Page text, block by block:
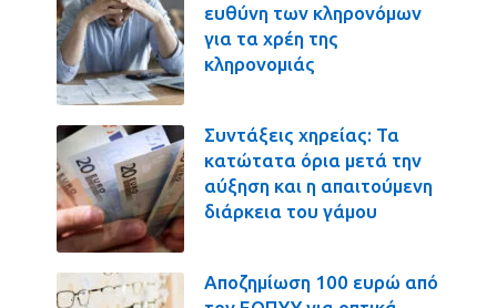
ευθύνη των κληρονόμων
για τα χρέη της
κληρονομιάς
Συντάξεις χηρείας: Τα
κατώτατα όρια μετά την
αύξηση και η απαιτούμενη
διάρκεια του γάμου
Αποζημίωση 100 ευρώ από